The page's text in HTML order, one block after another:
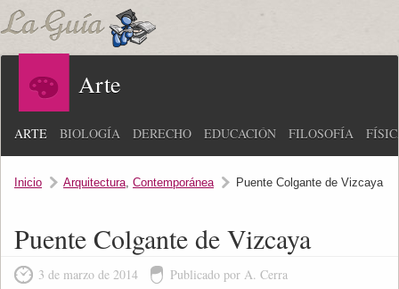
Arte
ARTE BIOLOGÍA DERECHO EDUCACIÓN FILOSOFÍA
Inicio Arquitectura, Contemporánea Puente Colgante de Vizcaya
Puente Colgante de Vizcaya
3 de marzo de 2014 Publicado por A. Cerra